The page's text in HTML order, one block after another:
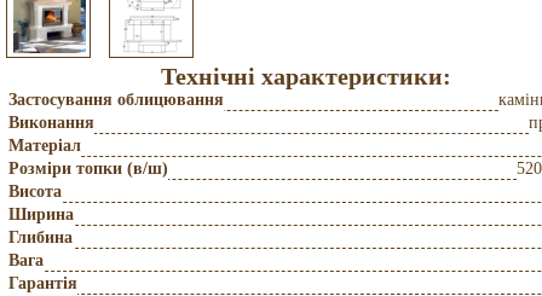
Технічні характеристики:
Застосування облицювання
Виконання
Матеріал
Розміри топки (в/ш)
Висота
Ширина
Глибина
Вага
Гарантія